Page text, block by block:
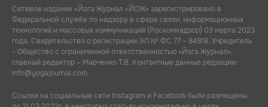
Сетевое издание «Йога Журнал «ЙОЖ» зарегистрировано в
Федеральной службе по надзору в сфере связи, информационных
технологий и массовых коммуникаций (Роскомнадзор) 03 марта 2023
года. Свидетельство о регистрации ЭЛ № ФС 77 – 84818. Учредитель
- Общество с ограниченной ответственностью «Йога Журнал»,
главный редактор – Марченко Т.В. Контактные данные редакции:
info@yogajournal.com.
Ссылки на социальные сети Instagram и Facebook были размещены